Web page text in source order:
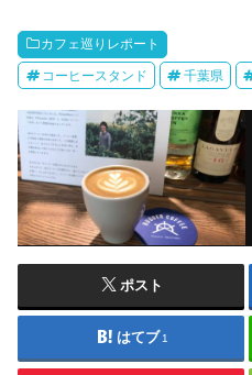
カフェ巡りレポート
コーヒースタンド 千葉県
ポスト
はてブ1